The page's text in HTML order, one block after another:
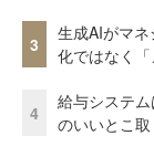
3
生成AIがマ
化ではなく「
4
給与システ
のいいとこ